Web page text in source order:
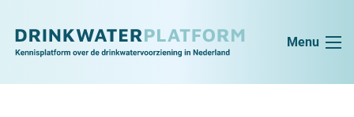
Menu